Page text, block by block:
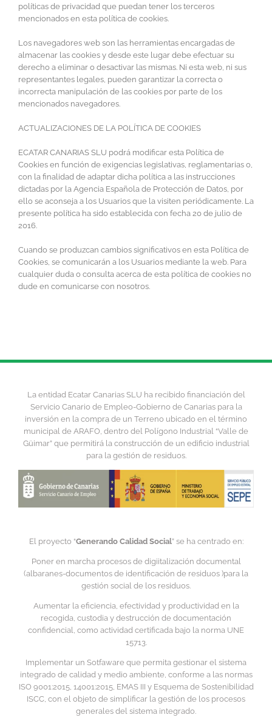
políticas de privacidad que puedan tener los terceros
mencionados en esta política de cookies.
Los navegadores web son las herramientas encargadas de
almacenar las cookies y desde este lugar debe efectuar su
derecho a eliminar o desactivar las mismas. Ni esta web, ni sus
representantes legales, pueden garantizar la correcta o
incorrecta manipulación de las cookies por parte de los
mencionados navegadores.
ACTUALIZACIONES DE LA POLÍTICA DE COOKIES
ECATAR CANARIAS SLU podrá modificar esta Política de
Cookies en función de exigencias legislativas, reglamentarias o,
con la finalidad de adaptar dicha política a las instrucciones
dictadas por la Agencia Española de Protección de Datos, por
ello se aconseja a los Usuarios que la visiten periódicamente. La
presente política ha sido establecida con fecha 20 de julio de
2016.
Cuando se produzcan cambios significativos en esta Política de
Cookies, se comunicarán a los Usuarios mediante la web. Para
cualquier duda o consulta acerca de esta política de cookies no
dude en comunicarse con nosotros.
La entidad Ecatar Canarias SLU ha recibido financiación del
Servicio Canario de Empleo-Gobierno de Canarias para la
inversión en la compra de un Terreno ubicado en el término
municipal de ARAFO, dentro del Polígono Industrial “Valle de
Güimar” que permitirá la construcción de un edificio industrial
para la gestión de residuos.
El proyecto “Generando Calidad Social” se ha centrado en:
Poner en marcha procesos de digiitalización documental
(albaranes-documentos de identificación de residuos )para la
gestión social de los residuos.
Aumentar la eficiencia, efectividad y productividad en la
recogida, custodia y destrucción de documentación
confidencial, como actividad certificada bajo la norma UNE
15713.
Implementar un Sotfaware que permita gestionar el sistema
integrado de calidad y medio ambiente, conforme a las normas
ISO 9001:2015, 14001:2015, EMAS III y Esquema de Sostenibilidad
ISCC, con el objeto de simplificar la gestión de los procesos
generales del sistema integrado.